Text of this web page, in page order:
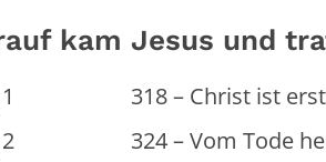
kam Jesus und
1 318 – Christ ist
2 324 – Vom Tode heut